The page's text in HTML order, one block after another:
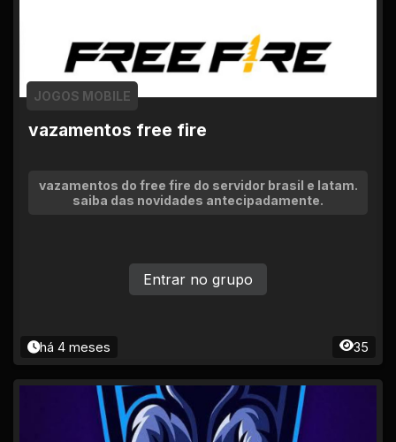
vazamentos free fire
JOGOS MOBILE
vazamentos do free fire do servidor brasil e latam.
saiba das novidades antecipadamente.
há 4 meses 35
Entrar no grupo